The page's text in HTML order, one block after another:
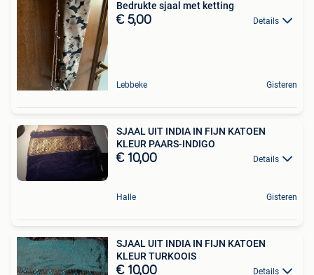
Bedrukte sjaal met ketting
€ 5,00 Details
Lebbeke Gisteren
SJAAL UIT INDIA IN FIJN KATOEN
KLEUR PAARS-INDIGO
€ 10,00 Details
Halle Gisteren
SJAAL UIT INDIA IN FIJN KATOEN
KLEUR TURKOOIS
€ 10,00 Details